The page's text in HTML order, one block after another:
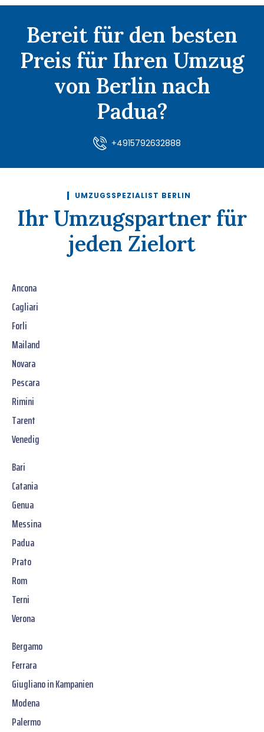
Bereit für den besten
Preis für Ihren Umzug
von Berlin nach
Padua?
+4915792632888
UMZUGSSPEZIALIST BERLIN
Ihr Umzugspartner für
jeden Zielort
Ancona
Cagliari
Forli
Mailand
Novara
Pescara
Rimini
Tarent
Venedig
Bari
Catania
Genua
Messina
Padua
Prato
Rom
Terni
Verona
Bergamo
Ferrara
Giugliano in Kampanien
Modena
Palermo